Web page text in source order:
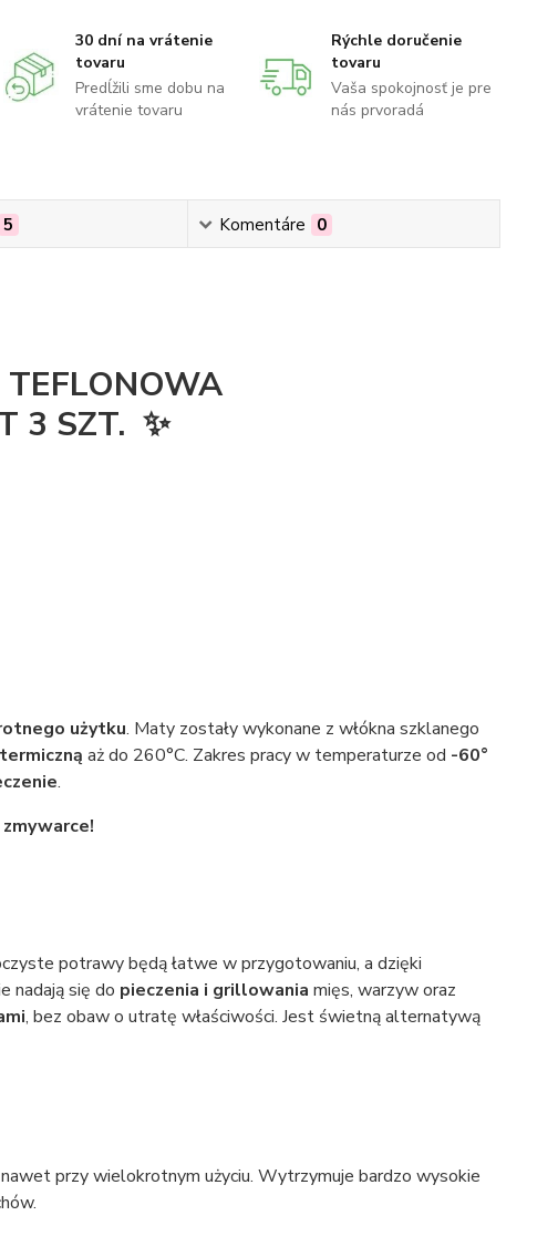
30 dní na vrátenie
tovaru
Predĺžili sme dobu na
vrátenie tovaru
Rýchle doručenie
tovaru
Vaša spokojnosť je pre
nás prvoradá
5 Komentáre 0
3 SZT. ✨
użytku. Maty zostały wykonane z włókna szklanego
aż do 260°C. Zakres pracy w temperaturze od -60°
.
potrawy będą łatwe w przygotowaniu, a dzięki
nadają się do pieczenia i grillowania mięs, warzyw oraz
, bez obaw o utratę właściwości. Jest świetną alternatywą
przy wielokrotnym użyciu. Wytrzymuje bardzo wysokie